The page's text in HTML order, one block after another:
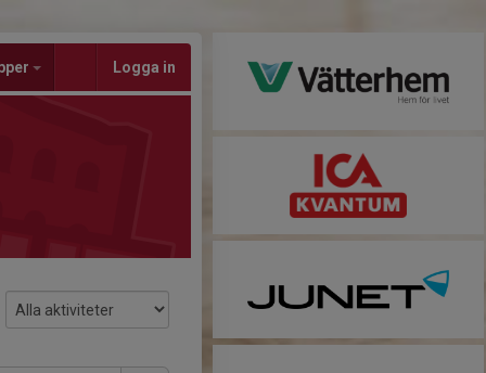
Logga in